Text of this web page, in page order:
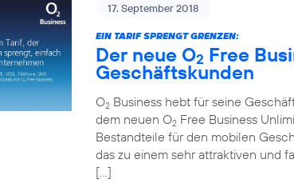
17. September 2018
EIN TARIF SPRENGT GRENZEN:
Der neue O2 Free
Geschäftskunden
O2 Business hebt für seine
dem neuen O2 Free Business
Bestandteile für den mobilen
das zu einem sehr attraktiven und
[…]